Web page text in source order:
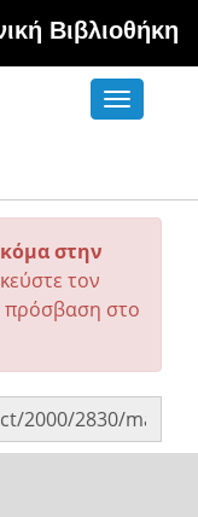
Βιβλιοθήκη
Toggle
στην
τον
πρόσβαση στο